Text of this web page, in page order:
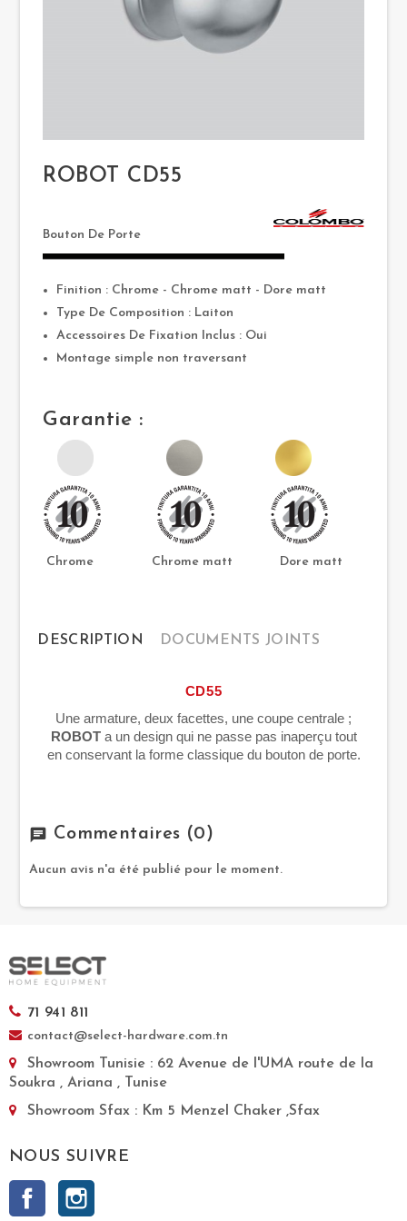
ROBOT CD55
Bouton De Porte
Finition : Chrome - Chrome matt - Dore matt
Type De Composition : Laiton
Accessoires De Fixation Inclus : Oui
Montage simple non traversant
Garantie :
Chrome Chrome matt Dore matt
DESCRIPTION DOCUMENTS JOINTS
CD55
Une armature, deux facettes, une coupe centrale ;
ROBOT a un design qui ne passe pas inaperçu tout
en conservant la forme classique du bouton de porte.
chat Commentaires (0)
Aucun avis n'a été publié pour le moment.
71 941 811
contact@select-hardware.com.tn
Showroom Tunisie : 62 Avenue de l'UMA route de la
Soukra , Ariana , Tunise
Showroom Sfax : Km 5 Menzel Chaker ,Sfax
NOUS SUIVRE
Facebook